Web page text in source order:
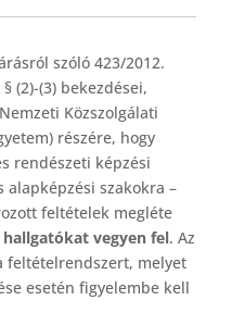
szóló 423/2012.
(2)-(3) bekezdései,
Közszolgálati
részére, hogy
rendészeti képzési
szakokra –
feltételek megléte
vegyen fel. Az
feltételrendszert, melyet
esetén figyelembe kell